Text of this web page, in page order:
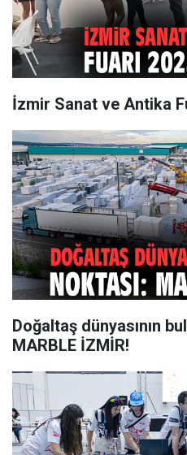
İzmir Sanat ve Antika
Doğaltaş dünyasının
MARBLE İZMİR!